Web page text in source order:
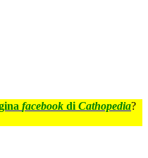
facebook di Cathopedia?